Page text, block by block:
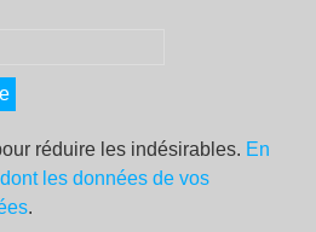
réduire les indésirables. En
les données de vos
.